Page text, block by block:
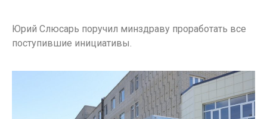
Юрий Слюсарь поручил минздраву проработать все
поступившие инициативы.